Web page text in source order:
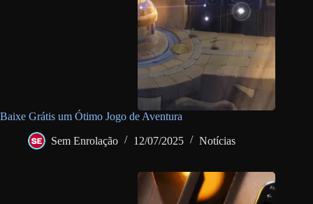
Baixe Grátis um Ótimo Jogo de Aventura
Sem Enrolação 12/07/2025 Notícias